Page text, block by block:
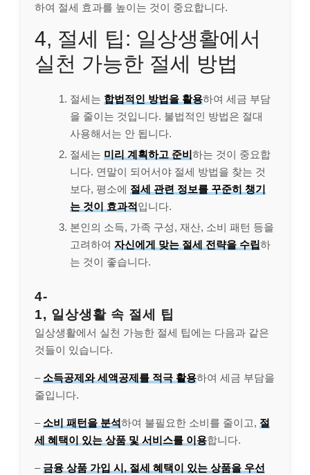
하여 절세 효과를 높이는 것이 중요합니다.
4, 절세 팁: 일상생활에서
실천 가능한 절세 방법
절세는 합법적인 방법을 활용하여 세금 부담
을 줄이는 것입니다. 불법적인 방법은 절대
사용해서는 안 됩니다.
절세는 미리 계획하고 준비하는 것이 중요합
니다. 연말이 되어서야 절세 방법을 찾는 것
보다, 평소에 절세 관련 정보를 꾸준히 챙기
는 것이 효과적입니다.
본인의 소득, 가족 구성, 재산, 소비 패턴 등을
고려하여 자신에게 맞는 절세 전략을 수립하
는 것이 좋습니다.
4-
1, 일상생활 속 절세 팁
일상생활에서 실천 가능한 절세 팁에는 다음과 같은
것들이 있습니다.
– 소득공제와 세액공제를 적극 활용하여 세금 부담을
줄입니다.
– 소비 패턴을 분석하여 불필요한 소비를 줄이고, 절
세 혜택이 있는 상품 및 서비스를 이용합니다.
– 금융 상품 가입 시, 절세 혜택이 있는 상품을 우선